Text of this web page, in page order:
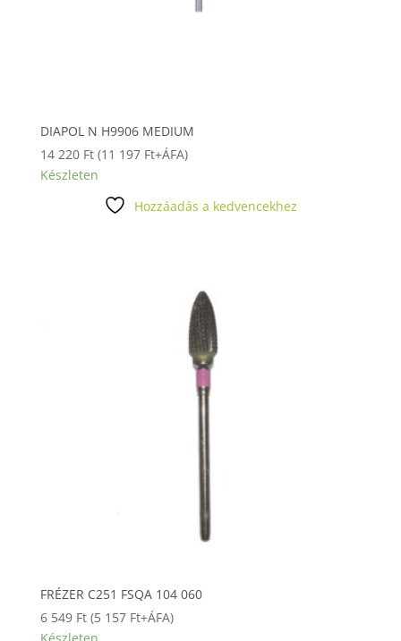
DIAPOL N H9906 MEDIUM
14 220 Ft (11 197 Ft+ÁFA)
Készleten
Hozzáadás a kedvencekhez
FRÉZER C251 FSQA 104 060
6 549 Ft (5 157 Ft+ÁFA)